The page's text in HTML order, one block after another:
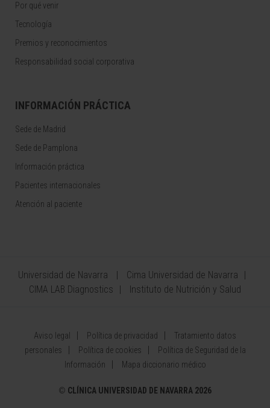
Por qué venir
Tecnología
Premios y reconocimientos
Responsabilidad social corporativa
INFORMACIÓN PRÁCTICA
Sede de Madrid
Sede de Pamplona
Información práctica
Pacientes internacionales
Atención al paciente
Universidad de Navarra
Cima Universidad de Navarra
CIMA LAB Diagnostics
Instituto de Nutrición y Salud
Aviso legal Política de privacidad
Tratamiento datos
personales
Política de cookies
Política de Seguridad de la
Información
Mapa diccionario médico
© CLÍNICA UNIVERSIDAD DE NAVARRA 2026